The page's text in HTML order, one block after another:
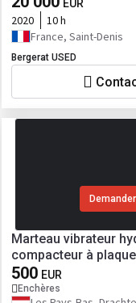
EUR
2020
10 h
France, Saint-Denis
Bergerat USED
Marteau vibrateur
compacteur à
500 EUR
Enchères